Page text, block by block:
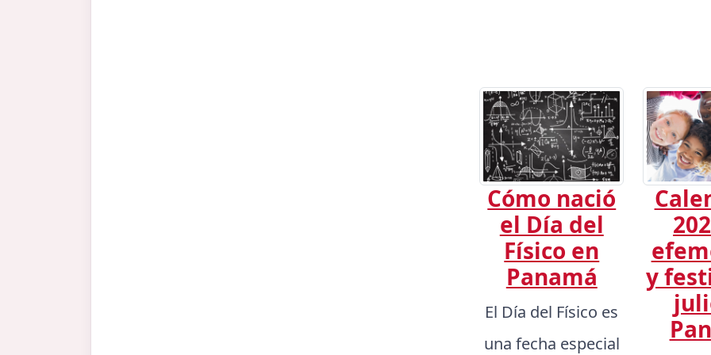
Cómo nació
el Día del
Físico en
Panamá
El Día del Físico es
una fecha especial
y